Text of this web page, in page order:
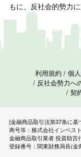
もに、反社会的勢力
利用規約 / 個
/ 反社会勢力へ
/ 契
[金融商品取引法第37条に基
商号等：株式会社インベス
金融商品取引業者 投資助言
登録番号：関東財務局長(金